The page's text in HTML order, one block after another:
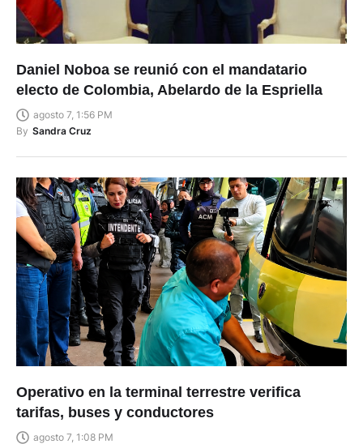
Daniel Noboa se reunió con el mandatario
electo de Colombia, Abelardo de la Espriella
agosto 7, 1:56 PM
By Sandra Cruz
Operativo en la terminal terrestre verifica
tarifas, buses y conductores
agosto 7, 1:08 PM